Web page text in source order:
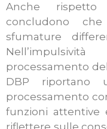
Anche rispetto
concludono
sfumature
processamento
DBP riportano
processamento
funzioni attentive